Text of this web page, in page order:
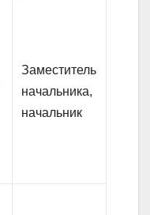
Заместитель
начальника,
начальник